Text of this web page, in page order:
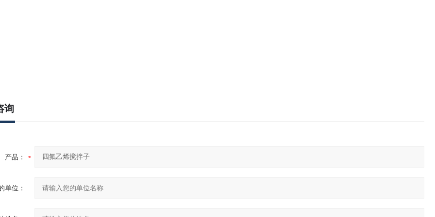
询
产品：
单位：